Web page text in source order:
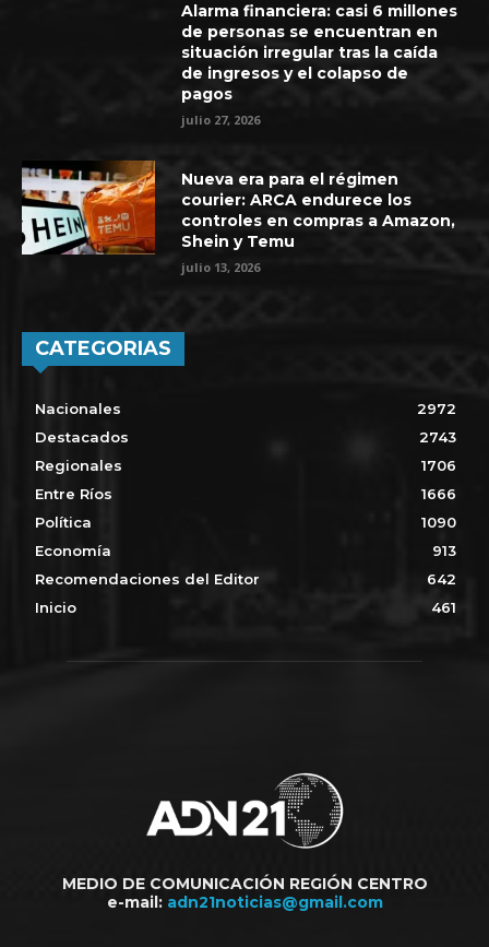
Alarma financiera: casi 6 millones
de personas se encuentran en
situación irregular tras la caída
de ingresos y el colapso de
pagos
julio 27, 2026
Nueva era para el régimen
courier: ARCA endurece los
controles en compras a Amazon,
Shein y Temu
julio 13, 2026
CATEGORIAS
Nacionales
2972
Destacados
2743
Regionales
1706
Entre Ríos
1666
Política
1090
Economía
913
Recomendaciones del Editor
642
Inicio
461
MEDIO DE COMUNICACIÓN REGIÓN CENTRO
e-mail: adn21noticias@gmail.com